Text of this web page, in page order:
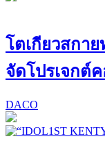
โตเกียวสกา
จัดโปรเจกต์
DACO